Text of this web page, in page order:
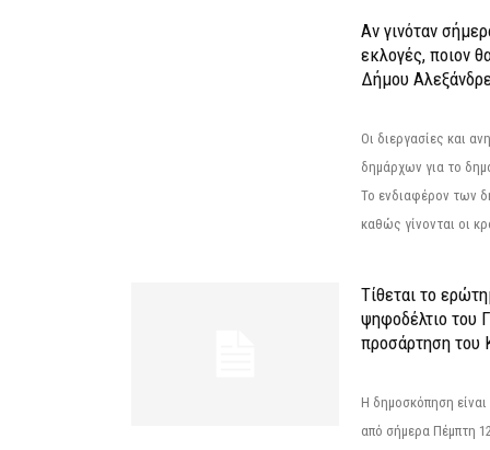
Αν γινόταν
εκλογές, ποιον
Δήμου
Οι διεργασίες και
δημάρχων για το
Το ενδιαφέρον των
καθώς γίνονται οι
Τίθεται το
ψηφοδέλτιο του
προσάρτηση του
Η δημοσκόπηση
από σήμερα Πέμπτη